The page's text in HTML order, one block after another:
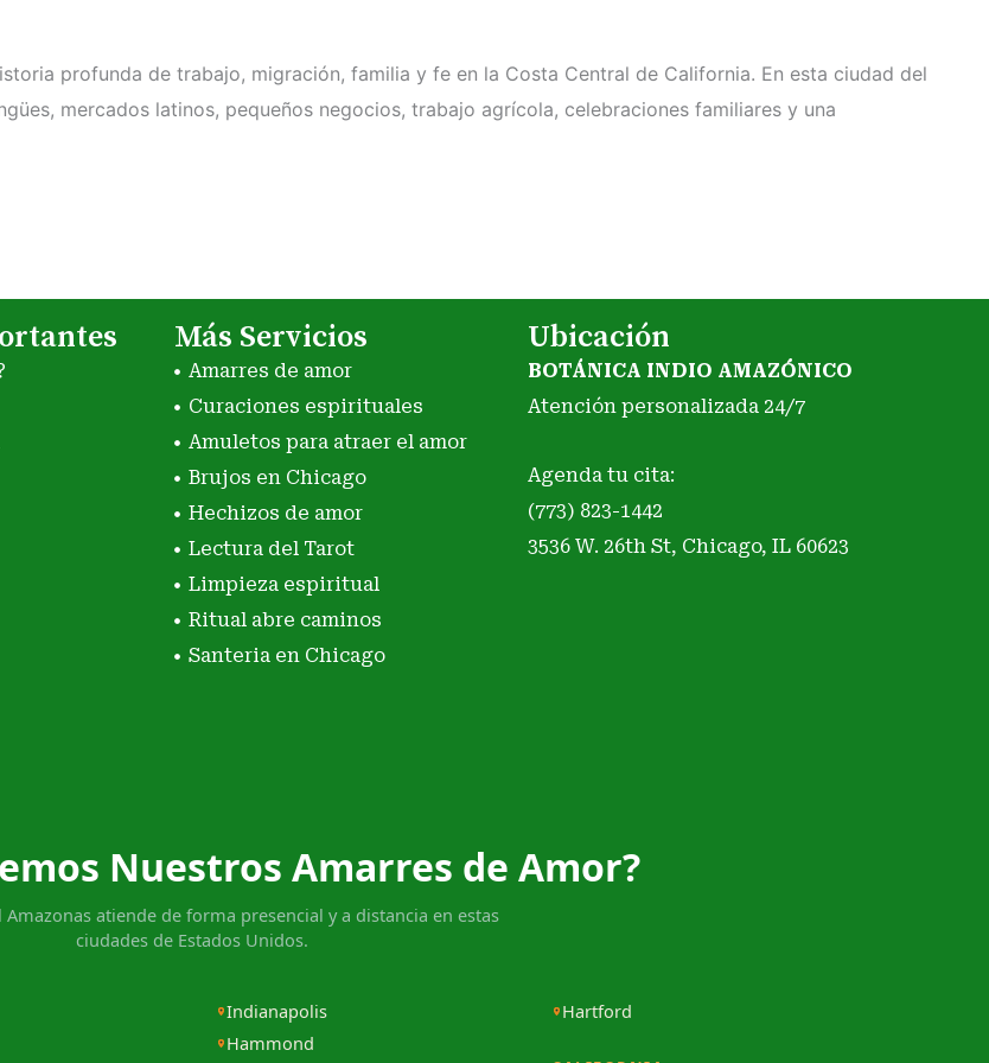
profunda de trabajo, migración, familia y fe en la Costa Central de California. En esta ciudad del
mercados latinos, pequeños negocios, trabajo agrícola, celebraciones familiares y una
Más Servicios
Amarres de amor
Curaciones espirituales
Amuletos para atraer el amor
Brujos en Chicago
Hechizos de amor
Lectura del Tarot
Limpieza espiritual
Ritual abre caminos
Santeria en Chicago
Ubicación
BOTÁNICA INDIO AMAZÓNICO
Atención personalizada 24/7
Agenda tu cita:
(773) 823-1442
3536 W. 26th St, Chicago, IL 60623
Nuestros Amarres de Amor?
Amazonas atiende de forma presencial y a distancia en estas
ciudades de Estados Unidos.
Indianapolis
Hammond
Hartford